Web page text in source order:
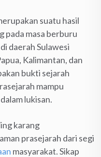
suatu hasil
pada masa berburu
daerah Sulawesi
Kalimantan, dan
bukti sejarah
mampu
lukisan.
karang
prasejarah dari segi
masyarakat. Sikap